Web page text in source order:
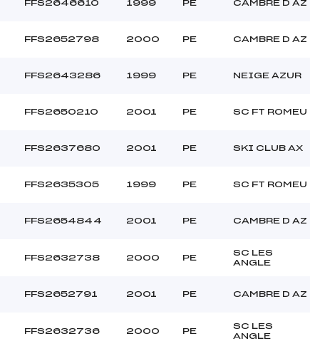
198.9500
FFS2646610 1999 PE CAMBRE D AZ
FFS2652798 2000 PE CAMBRE D AZ
FFS2643286 1999 PE NEIGE AZUR
FFS2650210 2001 PE SC FT ROMEU
FFS2637680 2001 PE SKI CLUB AX
FFS2635305 1999 PE SC FT ROMEU
FFS2654844 2001 PE CAMBRE D AZ
FFS2632738 2000 PE
SC LES
ANGLE
FFS2652791 2001 PE CAMBRE D AZ
FFS2632736 2000 PE
SC LES
ANGLE